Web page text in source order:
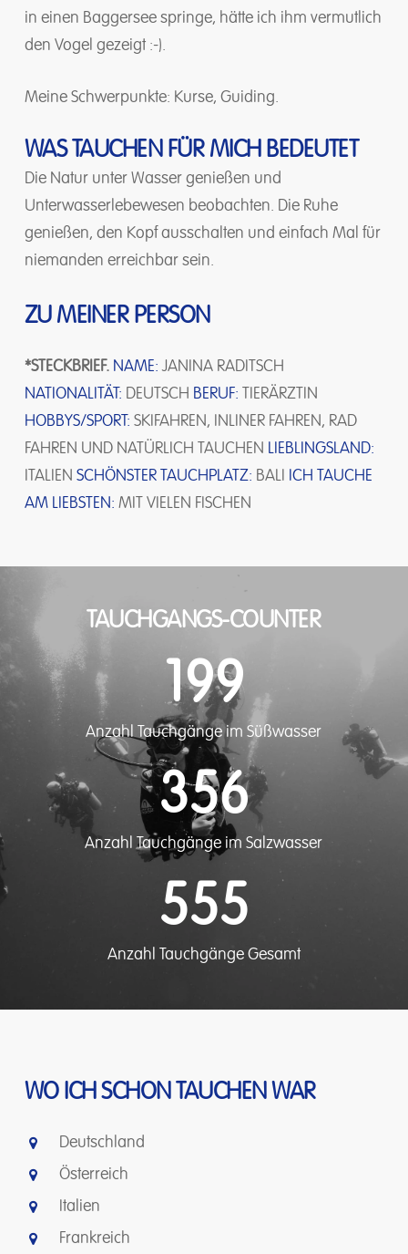
in einen Baggersee springe, hätte ich ihm vermutlich
den Vogel gezeigt :-).
Meine Schwerpunkte: Kurse, Guiding.
WAS TAUCHEN FÜR MICH BEDEUTET
Die Natur unter Wasser genießen und
Unterwasserlebewesen beobachten. Die Ruhe
genießen, den Kopf ausschalten und einfach Mal für
niemanden erreichbar sein.
ZU MEINER PERSON
*STECKBRIEF. NAME: JANINA RADITSCH
NATIONALITÄT: DEUTSCH BERUF: TIERÄRZTIN
HOBBYS/SPORT: SKIFAHREN, INLINER FAHREN, RAD
FAHREN UND NATÜRLICH TAUCHEN LIEBLINGSLAND:
ITALIEN SCHÖNSTER TAUCHPLATZ: BALI ICH TAUCHE
AM LIEBSTEN: MIT VIELEN FISCHEN
TAUCHGANGS-COUNTER
199
Anzahl Tauchgänge im Süßwasser
356
Anzahl Tauchgänge im Salzwasser
555
Anzahl Tauchgänge Gesamt
WO ICH SCHON TAUCHEN WAR
Deutschland
Österreich
Italien
Frankreich